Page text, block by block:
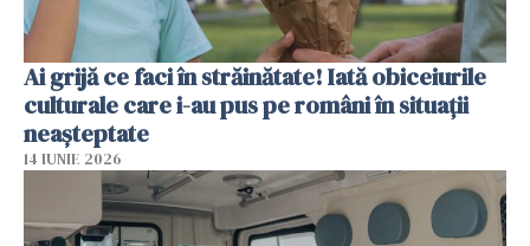
Ai grijă ce faci în străinătate! Iată obiceiurile
culturale care i-au pus pe români în situații
neașteptate
14 IUNIE 2026